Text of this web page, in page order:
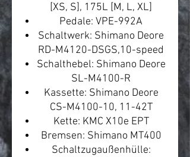
[XS, S], 175L [M, L, XL]
Pedale: VPE-992A
Schaltwerk: Shimano Deore
RD-M4120-DSGS,10-speed
Schalthebel: Shimano Deore
SL-M4100-R
Kassette: Shimano Deore
CS-M4100-10, 11-42T
Kette: KMC X10e EPT
Bremsen: Shimano MT400
Schaltzugaußenhülle: